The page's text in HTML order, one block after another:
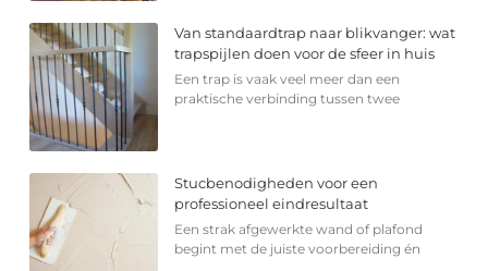
Van standaardtrap naar blikvanger: wat
trapspijlen doen voor de sfeer in huis
Een trap is vaak veel meer dan een
praktische verbinding tussen twee
Stucbenodigheden voor een
professioneel eindresultaat
Een strak afgewerkte wand of plafond
begint met de juiste voorbereiding én